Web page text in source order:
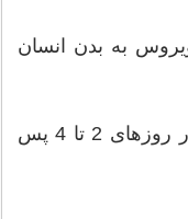
از ورود ویروس به بدن انسان
و زمان واگیردار بودن این بیماری در روزهای 2 تا 4 پس